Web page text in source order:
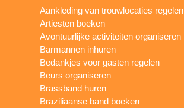
Aankleding van trouwlocaties regelen
Artiesten boeken
Avontuurlijke activiteiten organiseren
Barmannen inhuren
Bedankjes voor gasten regelen
Beurs organiseren
Brassband huren
Braziliaanse band boeken